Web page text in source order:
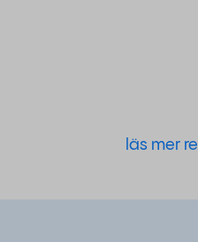
läs mer